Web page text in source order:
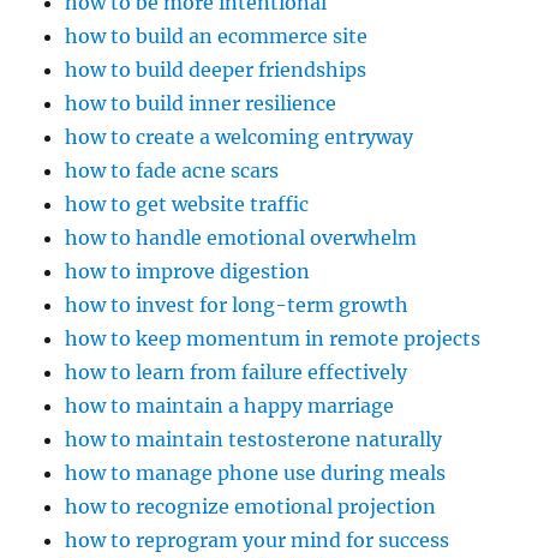
how to build an ecommerce site
how to build deeper friendships
how to build inner resilience
how to create a welcoming entryway
how to fade acne scars
how to get website traffic
how to handle emotional overwhelm
how to improve digestion
how to invest for long-term growth
how to keep momentum in remote projects
how to learn from failure effectively
how to maintain a happy marriage
how to maintain testosterone naturally
how to manage phone use during meals
how to recognize emotional projection
how to reprogram your mind for success